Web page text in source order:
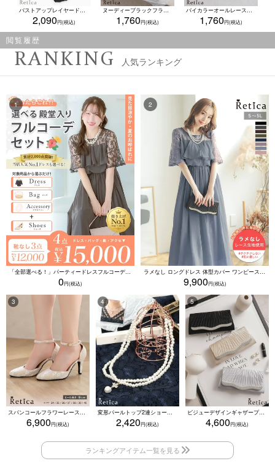
バストアップレイヤードレースカップブラジャー&ショーツセット★(ブラック)(B~H,65~90)
2,090
ヌーディーブラックフラワーレースコードデザインカップブラジャー&ショーツセット★(ブラック)(B~F,65~80)
1,760
バイカラーオールレース脇高ブラジャー＆ショーツ2点セット(A~F,65~80)
1,760
閲覧履歴
RANKING 人気ランキング
「全部選べる！」パーティードレスフルコーデセット (ドレス1点＋バッグ1点＋アクセ1点+靴1足/4点15000円(税込)/靴なしで12000円(税込))
0
ラメなし ロングドレス 体型カバー ワンピース 敏感肌対応 結婚式 二次会 お呼ばれ 大人 上品 (Sサイズ～5Lサイズ)
9,900
スパンコールフラワーレースアンクルストラップハイヒールセパレートパンプス (ベージュ)
6,900
変形パールトップ2連ショートパールネックレス(ホワイト)
2,420
ビジューデザインギャザープリーツ入り2wayバッグ(ベージュ/シルバー/ブラック)
4,600